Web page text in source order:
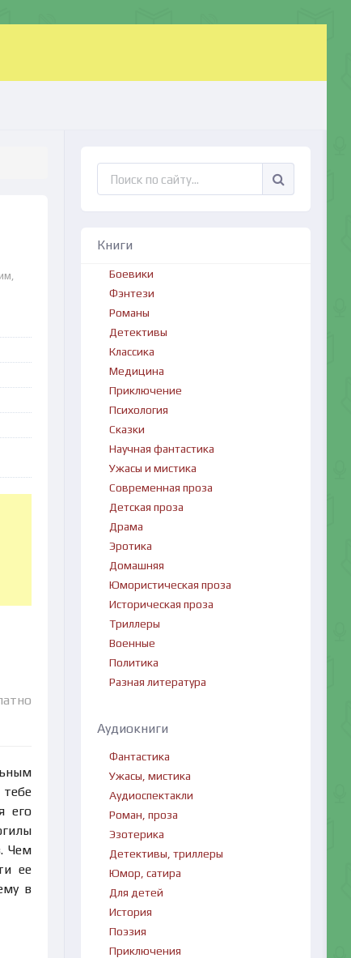
его
Чем
ее
в
Книги
Боевики
Фэнтези
Романы
Детективы
Классика
Медицина
Приключение
Психология
Сказки
Научная фантастика
Ужасы и мистика
Современная проза
Детская проза
Драма
Эротика
Домашняя
Юмористическая проза
Историческая проза
Триллеры
Военные
Политика
Разная литература
Аудиокниги
Фантастика
Ужасы, мистика
Аудиоспектакли
Роман, проза
Эзотерика
Детективы, триллеры
Юмор, сатира
Для детей
История
Поэзия
Приключения